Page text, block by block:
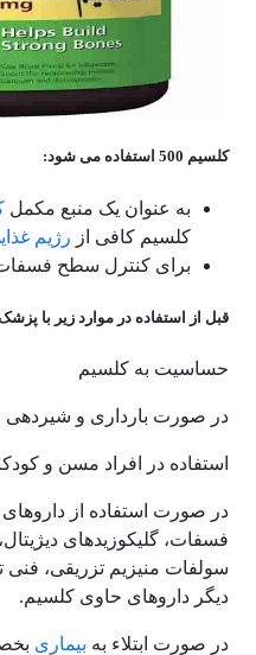
کلسیم 500 استفاده می شود:
به عنوان یک منبع مکمل
کلسیم کافی از رژیم
برای کنترل سطح فسفات
قبل از استفاده در موارد زیر با
حساسیت به کلسیم
در صورت بارداری و شیردهی
استفاده در افراد مسن و
در صورت استفاده از
فسفات، گلیکوزیدهای
سولفات منیزیم تزریقی، فنی
دیگر داروهای حاوی کلسیم.
در صورت ابتلاء به بیماری